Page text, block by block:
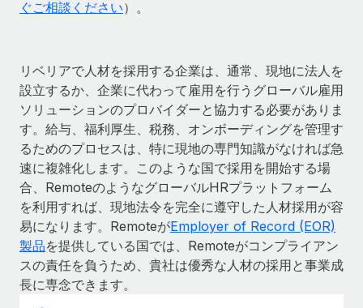
ぐご相談ください）。
リベリアで人材を採用する企業は、通常、現地に法人を
設立するか、企業に代わって雇用を行うグローバル雇用
ソリューションのプロバイダーと協力する必要がありま
す。給与、福利厚生、税務、オンボーディングを管理す
るためのプロセスは、特に現地の専門知識がなければ急
速に複雑化します。このような国で採用を開始する場
合、RemoteのようなグローバルHRプラットフォーム
を利用すれば、現地法令を完全に遵守した人材採用が容
易になります。RemoteがEmployer of Record (EOR)
製品を提供している国では、Remoteがコンプライアン
スの責任を負うため、貴社は優秀な人材の採用と事業成
長に専念できます。